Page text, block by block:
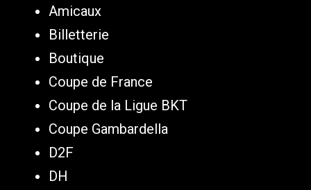
Amicaux
Billetterie
Boutique
Coupe de France
Coupe de la Ligue BKT
Coupe Gambardella
D2F
DH